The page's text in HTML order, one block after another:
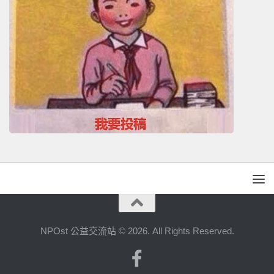
NPOst 公益交流站 © 2026. All Rights Reserved.